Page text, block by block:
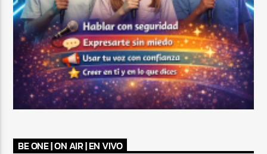
BE ONE | ON AIR | EN VIVO